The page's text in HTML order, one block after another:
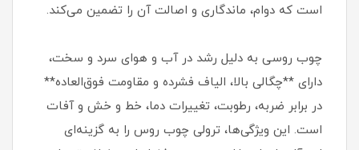
است که دوام، ماندگاری و اصالت آن را تضمین می‌کند.
چوب روسی به دلیل رشد در آب و هوای سرد و سخت،
دارای **چگالی بالا، الیاف فشرده و مقاومت فوق‌العاده**
در برابر ضربه، رطوبت، تغییرات دما، خط و خش و آفات
است. این ویژگی‌ها، ترولی چوب روس را به گزینه‌ای